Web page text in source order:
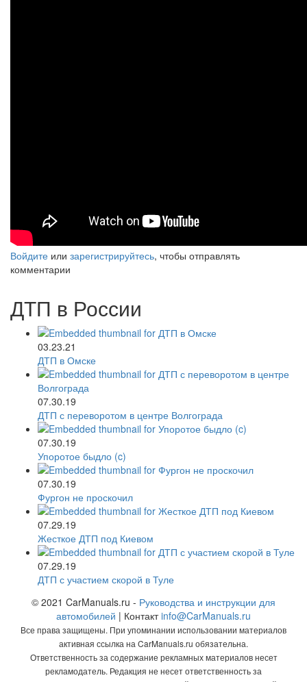
Войдите или зарегистрируйтесь, чтобы отправлять
комментарии
ДТП в России
03.23.21
ДТП в Омске
07.30.19
ДТП с переворотом в центре Волгограда
07.30.19
Упоротое быдло (c)
07.30.19
Фургон не проскочил
07.29.19
Жесткое ДТП под Киевом
07.29.19
ДТП с участием скорой в Туле
© 2021 CarManuals.ru - Руководства и инструкции для
автомобилей | Контактinfo@CarManuals.ru
Все права защищены. При упоминании использовании материалов
активная ссылка на CarManuals.ru обязательна.
Ответственность за содержание рекламных материалов несет
рекламодатель. Редакция не несет ответственность за